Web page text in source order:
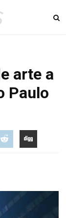
arte a
Paulo